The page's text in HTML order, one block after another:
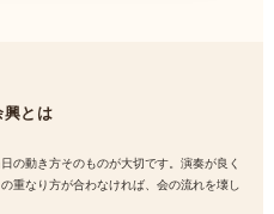
興とは
の動き方そのものが大切です。演奏が良く
重なり方が合わなければ、会の流れを壊し